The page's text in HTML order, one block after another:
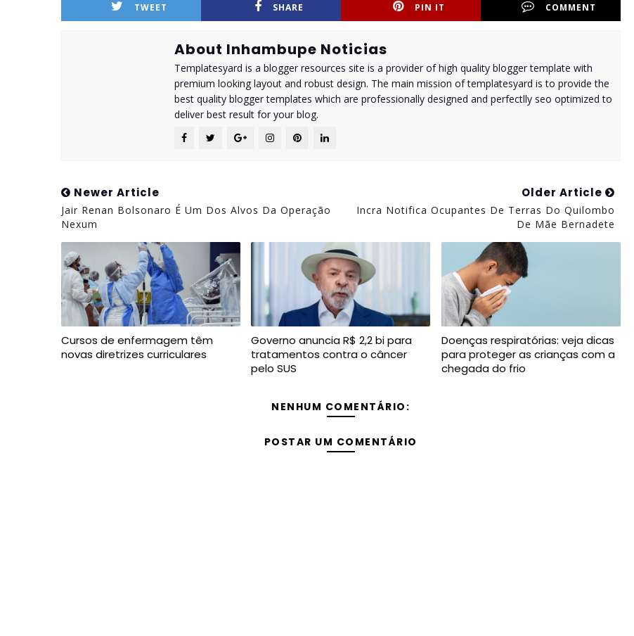
TWEET SHARE PIN IT COMMENT
About Inhambupe Noticias
Templatesyard is a blogger resources site is a provider of high quality blogger template with
premium looking layout and robust design. The main mission of templatesyard is to provide the
best quality blogger templates which are professionally designed and perfectlly seo optimized to
deliver best result for your blog.
Newer Article
Jair Renan Bolsonaro É Um Dos Alvos Da Operação
Nexum
Older Article
Incra Notifica Ocupantes De Terras Do Quilombo
De Mãe Bernadete
Cursos de enfermagem têm
novas diretrizes curriculares
Governo anuncia R$ 2,2 bi para
tratamentos contra o câncer
pelo SUS
Doenças respiratórias: veja dicas
para proteger as crianças com a
chegada do frio
NENHUM COMENTÁRIO:
POSTAR UM COMENTÁRIO